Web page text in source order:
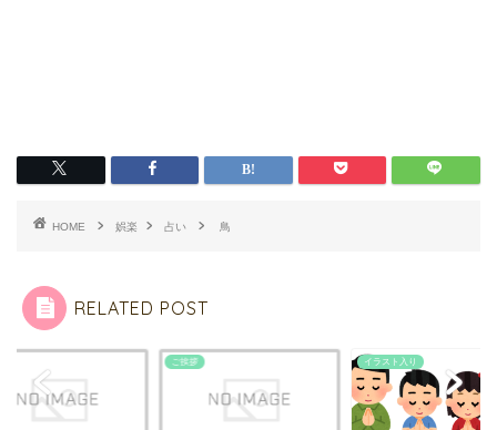
HOME 娯楽 占い 鳥
RELATED POST
ご挨拶 イラスト入り